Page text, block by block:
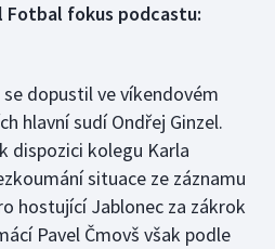
fokus podcastu:
dopustil ve víkendovém
hlavní sudí Ondřej Ginzel.
dispozici kolegu Karla
situace ze záznamu
hostující Jablonec za zákrok
Pavel Čmovš však podle